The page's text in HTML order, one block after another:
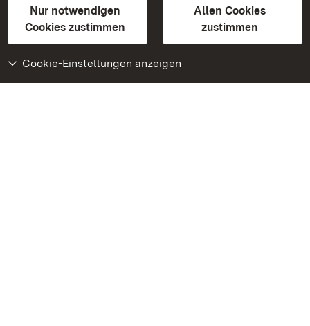
Nur notwendigen
Cookies zustimmen
Allen Cookies
zustimmen
Cookie-Einstellungen anzeigen
Erklärung zur Barrierefreiheit
BITV-konform (geprüfte Seiten)
Weiteres